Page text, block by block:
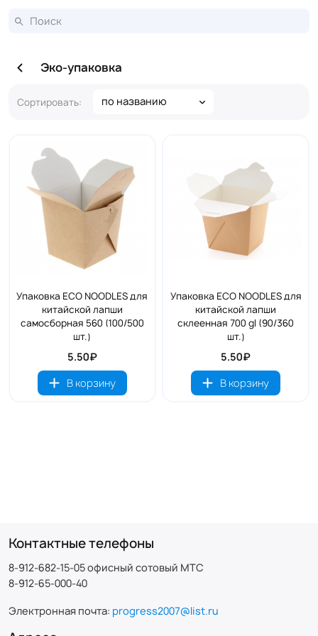
Эко-упаковка
Сортировать: по названию
Упаковка ECO NOODLES для
китайской лапши
самосборная 560 (100/500
шт.)
5.50₽
В корзину
Упаковка ECO NOODLES для
китайской лапши
склеенная 700 gl (90/360
шт.)
5.50₽
В корзину
Контактные телефоны
8-912-682-15-05 офисный сотовый МТС
8-912-65-000-40
Электронная почта: progress2007@list.ru